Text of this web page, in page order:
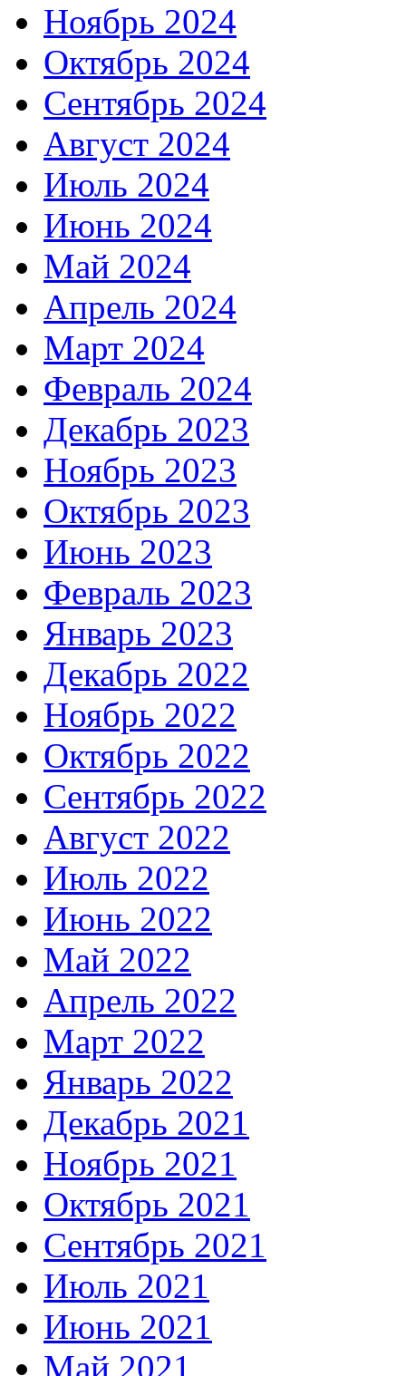
Ноябрь 2024
Октябрь 2024
Сентябрь 2024
Август 2024
Июль 2024
Июнь 2024
Май 2024
Апрель 2024
Март 2024
Февраль 2024
Декабрь 2023
Ноябрь 2023
Октябрь 2023
Июнь 2023
Февраль 2023
Январь 2023
Декабрь 2022
Ноябрь 2022
Октябрь 2022
Сентябрь 2022
Август 2022
Июль 2022
Июнь 2022
Май 2022
Апрель 2022
Март 2022
Январь 2022
Декабрь 2021
Ноябрь 2021
Октябрь 2021
Сентябрь 2021
Июль 2021
Июнь 2021
Май 2021